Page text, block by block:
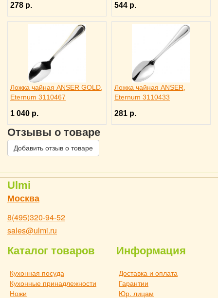
278 р. 544 р.
Ложка чайная ANSER GOLD,
Eternum 3110467
1 040 р.
Ложка чайная ANSER,
Eternum 3110433
281 р.
Отзывы о товаре
Добавить отзыв о товаре
Ulmi
Москва
8(495)320-94-52
sales@ulmi.ru
Каталог товаров
Кухонная посуда
Кухонные принадлежности
Ножи
Информация
Доставка и оплата
Гарантии
Юр. лицам